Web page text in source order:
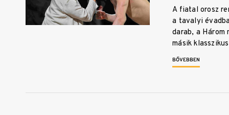
A fiatal orosz
a tavalyi
darab, a Három
másik
BŐVEBBEN